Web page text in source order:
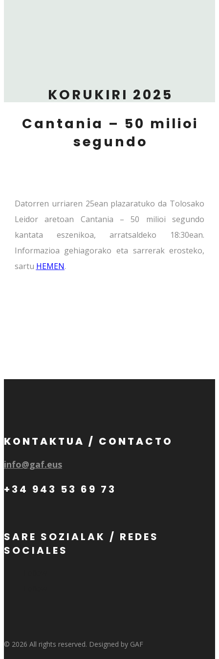
KORUKIRI 2025
Cantania – 50 milioi
segundo
Datorren urriaren 25ean plazaratuko da Tolosako
Leidor aretoan Cantania – 50 milioi segundo
kantata eszenikoa, arratsaldeko 18:30ean.
Informazioa gehiagorako eta sarrerak erosteko,
sartu HEMEN.
KONTAKTUA / CONTACTO
info@gaf.eus
+34 943 53 69 73
SARE SOZIALAK / REDES
SOCIALES
© 2026 All rights reserved. Designed by GAF